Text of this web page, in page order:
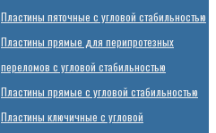
Пластины пяточные с угловой стабильностью
Пластины прямые для перипротезных
переломов с угловой стабильностью
Пластины прямые с угловой стабильностью
Пластины ключичные с угловой